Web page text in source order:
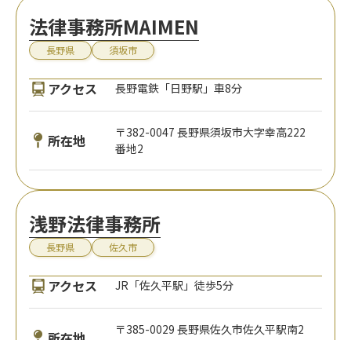
法律事務所MAIMEN
長野県 須坂市
アクセス 長野電鉄「日野駅」車8分
所在地
〒382-0047 長野県須坂市大字幸高222
番地2
浅野法律事務所
長野県 佐久市
アクセス JR「佐久平駅」徒歩5分
〒385-0029 長野県佐久市佐久平駅南2